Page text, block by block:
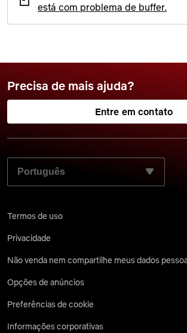
está com problema de buffer.
Precisa de mais ajuda?
Entre em contato
SELECIONE SEU IDIOMA PREFERIDO:
Termos de uso
Privacidade
Não venda nem compartilhe meus dados
Opções de anúncios
Preferências de cookie
Informações corporativas